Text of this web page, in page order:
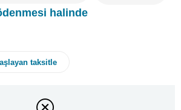
halinde
taksitle